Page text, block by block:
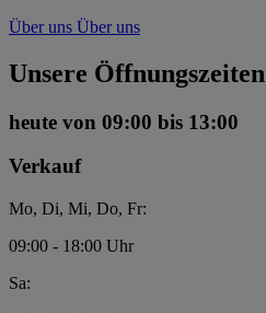
Über uns Über uns
Unsere
heute von 09:00 bis 13:00
Verkauf
Mo, Di, Mi, Do, Fr:
09:00 - 18:00 Uhr
Sa: